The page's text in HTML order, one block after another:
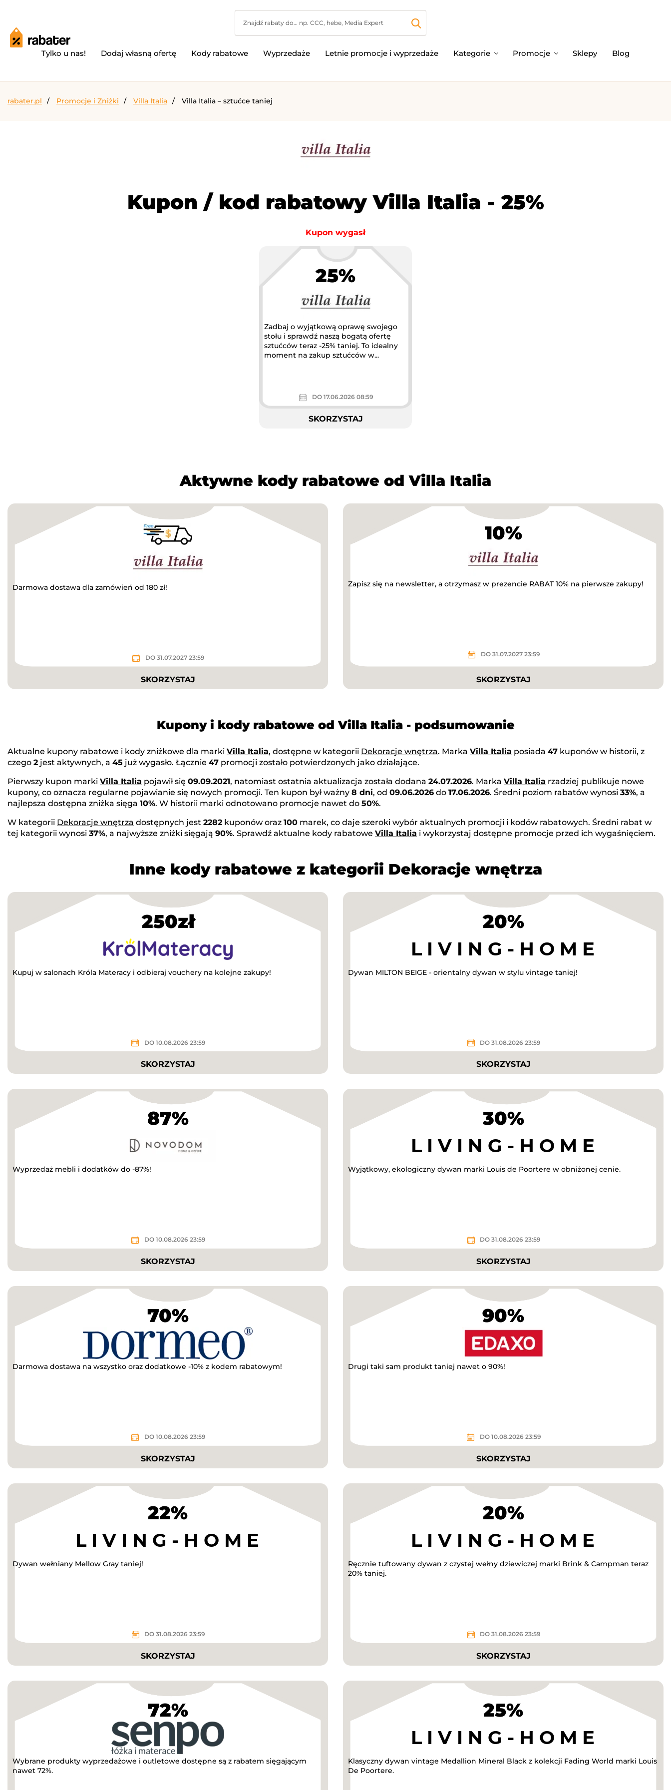
Tylko u nas! Dodaj własną ofertę Kody rabatowe Wyprzedaże Letnie promocje i wyprzedaże Kategorie Promocje Sklepy Blog
rabater.pl Promocje i Zniżki Villa Italia Villa Italia – sztućce taniej
Kupon / kod rabatowy Villa Italia - 25%
Kupon wygasł
25%
Zadbaj o wyjątkową oprawę swojego
stołu i sprawdź naszą bogatą ofertę
sztućców teraz -25% taniej. To idealny
moment na zakup sztućców w...
DO 17.06.2026 08:59
SKORZYSTAJ
Aktywne kody rabatowe od Villa Italia
Darmowa dostawa dla zamówień od 180 zł!
DO 31.07.2027 23:59
SKORZYSTAJ
10%
Zapisz się na newsletter, a otrzymasz w prezencie RABAT 10% na pierwsze zakupy!
DO 31.07.2027 23:59
SKORZYSTAJ
Kupony i kody rabatowe od Villa Italia - podsumowanie
Aktualne kupony rabatowe i kody zniżkowe dla marki Villa Italia, dostępne w kategorii Dekoracje wnętrza. Marka Villa Italia posiada 47 kuponów w historii, z
czego 2 jest aktywnych, a 45 już wygasło. Łącznie 47 promocji zostało potwierdzonych jako działające.
Pierwszy kupon marki Villa Italia pojawił się 09.09.2021, natomiast ostatnia aktualizacja została dodana 24.07.2026. Marka Villa Italia rzadziej publikuje nowe
kupony, co oznacza regularne pojawianie się nowych promocji. Ten kupon był ważny 8 dni, od 09.06.2026 do 17.06.2026. Średni poziom rabatów wynosi 33%, a
najlepsza dostępna zniżka sięga 10%. W historii marki odnotowano promocje nawet do 50%.
W kategorii Dekoracje wnętrza dostępnych jest 2282 kuponów oraz 100 marek, co daje szeroki wybór aktualnych promocji i kodów rabatowych. Średni rabat w
tej kategorii wynosi 37%, a najwyższe zniżki sięgają 90%. Sprawdź aktualne kody rabatowe Villa Italia i wykorzystaj dostępne promocje przed ich wygaśnięciem.
Inne kody rabatowe z kategorii Dekoracje wnętrza
250zł
Kupuj w salonach Króla Materacy i odbieraj vouchery na kolejne zakupy!
DO 10.08.2026 23:59
SKORZYSTAJ
20%
Dywan MILTON BEIGE - orientalny dywan w stylu vintage taniej!
DO 31.08.2026 23:59
SKORZYSTAJ
87%
Wyprzedaż mebli i dodatków do -87%!
DO 10.08.2026 23:59
SKORZYSTAJ
30%
Wyjątkowy, ekologiczny dywan marki Louis de Poortere w obniżonej cenie.
DO 31.08.2026 23:59
SKORZYSTAJ
70%
Darmowa dostawa na wszystko oraz dodatkowe -10% z kodem rabatowym!
DO 10.08.2026 23:59
SKORZYSTAJ
90%
Drugi taki sam produkt taniej nawet o 90%!
DO 10.08.2026 23:59
SKORZYSTAJ
22%
Dywan wełniany Mellow Gray taniej!
DO 31.08.2026 23:59
SKORZYSTAJ
20%
Ręcznie tuftowany dywan z czystej wełny dziewiczej marki Brink & Campman teraz
20% taniej.
DO 31.08.2026 23:59
SKORZYSTAJ
72%
Wybrane produkty wyprzedażowe i outletowe dostępne są z rabatem sięgającym
nawet 72%.
25%
Klasyczny dywan vintage Medallion Mineral Black z kolekcji Fading World marki Louis
De Poortere.